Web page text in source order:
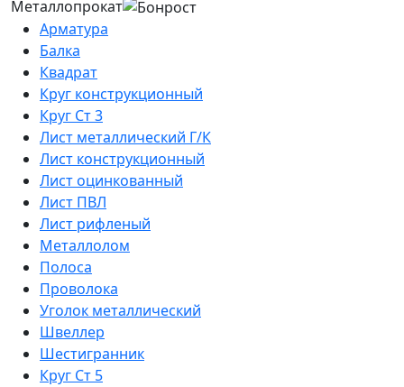
Металлопрокат
Арматура
Балка
Квадрат
Круг конструкционный
Круг Ст 3
Лист металлический Г/К
Лист конструкционный
Лист оцинкованный
Лист ПВЛ
Лист рифленый
Металлолом
Полоса
Проволока
Уголок металлический
Швеллер
Шестигранник
Круг Ст 5